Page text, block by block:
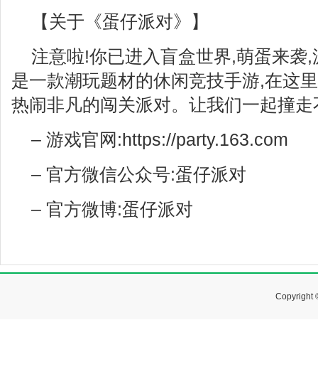
【关于《蛋仔派对》】
注意啦!你已进入盲盒世界,萌蛋来袭
是一款潮玩题材的休闲竞技手游,在这
热闹非凡的闯关派对。让我们一起撞
– 游戏官网:https://party.163.com
– 官方微信公众号:蛋仔派对
– 官方微博:蛋仔派对
Copyright